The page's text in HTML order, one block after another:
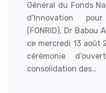
Général du Fonds
d’Innovation
(FONRID), Dr Babou
ce mercredi 13 août
cérémonie
consolidation des…